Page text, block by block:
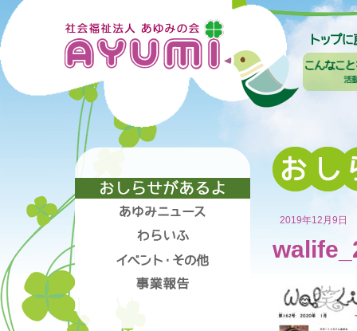
2019年12月9日